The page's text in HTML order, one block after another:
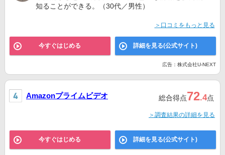
知ることができる。（30代／男性）
＞口コミをもっと見る
今すぐはじめる 詳細を見る(公式サイト)
広告：株式会社U-NEXT
Amazonプライムビデオ 総合得点72.4点
＞調査結果の詳細を見る
今すぐはじめる 詳細を見る(公式サイト)